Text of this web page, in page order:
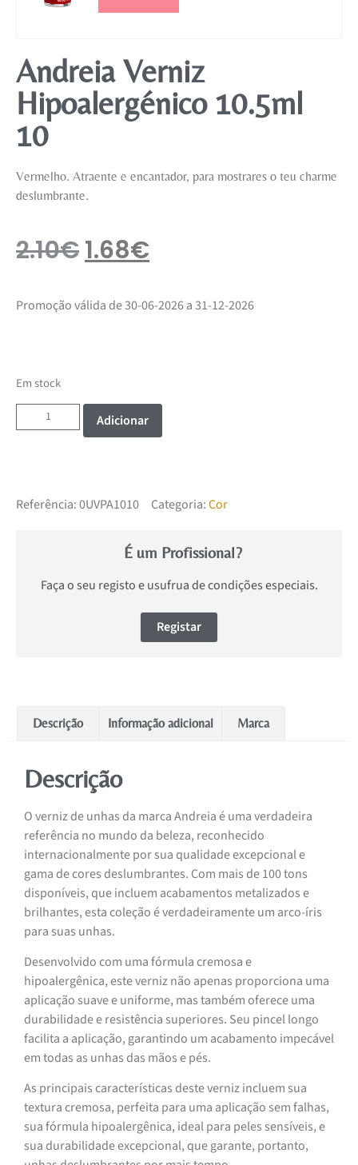
Andreia Verniz
Hipoalergénico 10.5ml
10
Vermelho. Atraente e encantador, para mostrares o teu charme
deslumbrante.
2.10€1.68€
Promoção válida de 30-06-2026 a 31-12-2026
Em stock
Adicionar
Referência:0UVPA1010 Categoria:Cor
É um Profissional?
Faça o seu registo e usufrua de condições especiais.
Registar
Descrição Informação adicional Marca
Descrição
O verniz de unhas da marca Andreia é uma verdadeira
referência no mundo da beleza, reconhecido
internacionalmente por sua qualidade excepcional e
gama de cores deslumbrantes. Com mais de 100 tons
disponíveis, que incluem acabamentos metalizados e
brilhantes, esta coleção é verdadeiramente um arco-íris
para suas unhas.
Desenvolvido com uma fórmula cremosa e
hipoalergênica, este verniz não apenas proporciona uma
aplicação suave e uniforme, mas também oferece uma
durabilidade e resistência superiores. Seu pincel longo
facilita a aplicação, garantindo um acabamento impecável
em todas as unhas das mãos e pés.
As principais características deste verniz incluem sua
textura cremosa, perfeita para uma aplicação sem falhas,
sua fórmula hipoalergênica, ideal para peles sensíveis, e
sua durabilidade excepcional, que garante, portanto,